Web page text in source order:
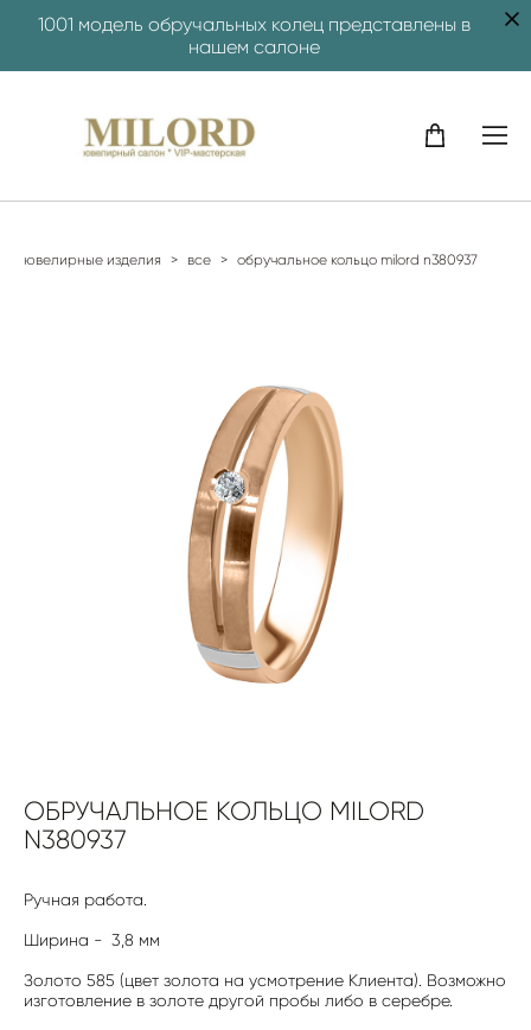
1001 модель обручальных колец представлены в
нашем салоне
ювелирные изделия > все > обручальное кольцо milord n380937
ОБРУЧАЛЬНОЕ КОЛЬЦО MILORD
N380937
Ручная работа.
Ширина - 3,8 мм
Золото 585 (цвет золота на усмотрение Клиента). Возможно
изготовление в золоте другой пробы либо в серебре.